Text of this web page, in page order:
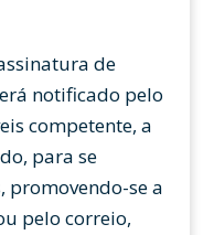
de
notificado pelo
competente, a
para se
promovendo-se a
pelo correio,